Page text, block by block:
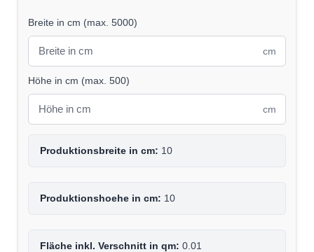
Breite in cm (max. 5000)
cm
Höhe in cm (max. 500)
cm
Produktionsbreite in cm: 10
Produktionshoehe in cm: 10
Fläche inkl. Verschnitt in qm: 0.01